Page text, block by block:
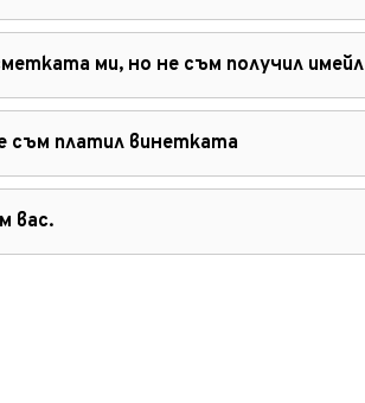
ми, но не съм получил имейл
съм платил винетката
вас.